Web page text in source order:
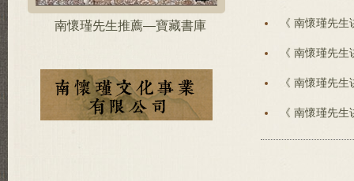
南懷瑾先生推薦—寶藏書庫 《 南懷瑾先
《 南懷瑾先
《 南懷瑾先
《 南懷瑾先